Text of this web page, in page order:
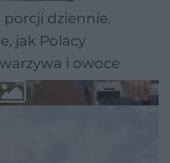
dziennie.
jak Polacy
i owoce